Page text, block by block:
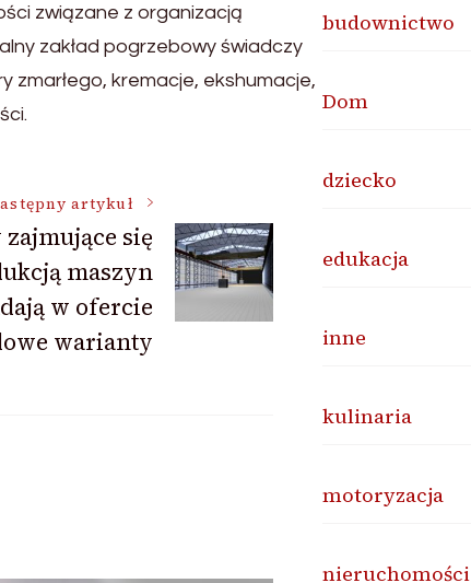
związane z organizacją
zakład pogrzebowy świadczy
zmarłego, kremacje, ekshumacje,
artykuł
się
maszyn
w ofercie
warianty
budownictwo
Dom
dziecko
edukacja
inne
kulinaria
motoryzacja
nieruchomości